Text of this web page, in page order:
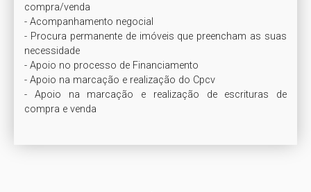
compra/venda
- Acompanhamento negocial
- Procura permanente de imóveis que preencham as suas
necessidade
- Apoio no processo de Financiamento
- Apoio na marcação e realização do Cpcv
- Apoio na marcação e realização de escrituras de
compra e venda